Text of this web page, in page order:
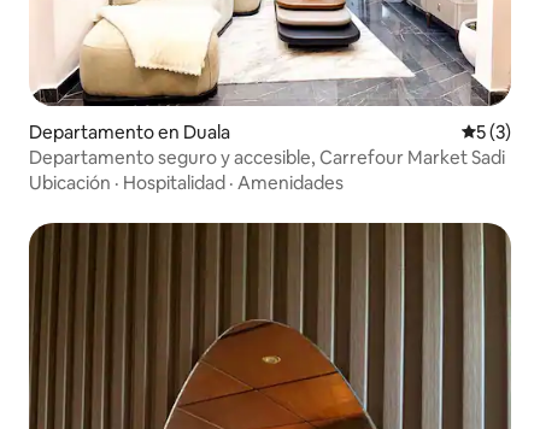
Departamento en Duala
5 (3)
Departamento seguro y accesible, Carrefour Market Sadi
Ubicación · Hospitalidad · Amenidades